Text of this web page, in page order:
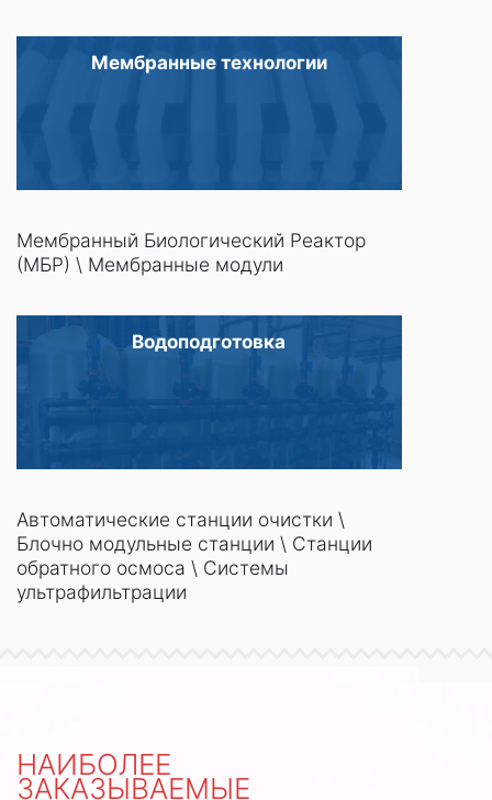
Мембранные технологии
Мембранный Биологический Реактор
(МБР) \ Мембранные модули
Водоподготовка
Автоматические станции очистки \
Блочно модульные станции \ Станции
обратного осмоса \ Системы
ультрафильтрации
НАИБОЛЕЕ
ЗАКАЗЫВАЕМЫЕ